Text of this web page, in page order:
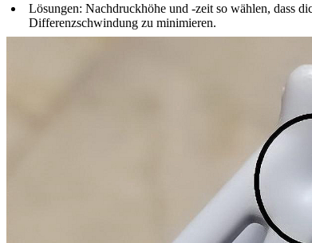
Lösungen: Nachdruckhöhe und -zeit so wählen, dass
Differenzschwindung zu minimieren.